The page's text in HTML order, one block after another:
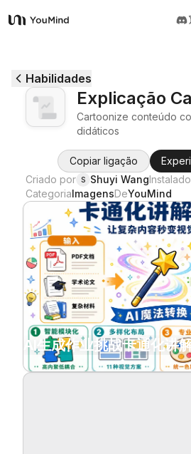
YouMind
Casos de uso
Habilidades
Prompts
Preços
Transferir
Blogue
Habilidades
Explicação
Cartoonize conteúdo
didáticos
Copiar ligação
Criado por S Shuyi Wang
CategoriaImagensDeYouMind
AI生成作业挑战卡通化讲